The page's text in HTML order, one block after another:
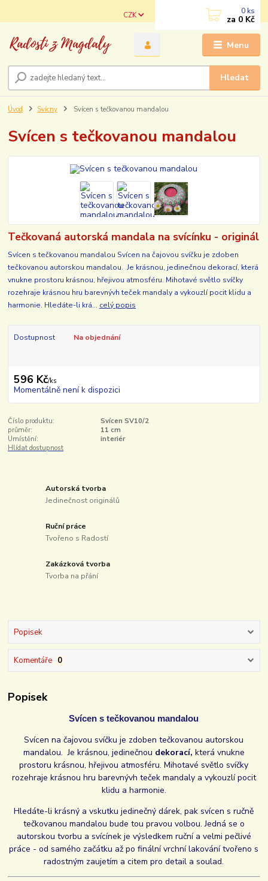
Menu
CZK
Hledat
0 ks
za 0 Kč
Úvod Svícny Svícen s tečkovanou mandalou
Svícen s tečkovanou mandalou
Tečkovaná autorská mandala na svícínku - originál
Svícen s tečkovanou mandalou Svícen na čajovou svíčku je zdoben
tečkovanou autorskou mandalou. Je krásnou, jedinečnou dekorací, která
vnukne prostoru krásnou, hřejivou atmosféru. Mihotavé světlo svíčky
rozehraje krásnou hru barevnývh teček mandaly a vykouzlí pocit klidu a
harmonie. Hledáte-li krá... celý popis
Dostupnost Na objednání
596 Kč/ks
Momentálně není k dispozici
Číslo produktu:
Svícen SV10/2
průměr:
11 cm
Umístění:
interiér
Hlídat dostupnost
Autorská tvorba
Jedinečnost originálů
Ruční práce
Tvořeno s Radostí
Zakázková tvorba
Tvorba na přání
Popisek
Komentáře 0
Popisek
Svícen s tečkovanou mandalou
Svícen na čajovou svíčku je zdoben tečkovanou autorskou
mandalou. Je krásnou, jedinečnou dekorací, která vnukne
prostoru krásnou, hřejivou atmosféru. Mihotavé světlo svíčky
rozehraje krásnou hru barevnývh teček mandaly a vykouzlí pocit
klidu a harmonie.
Hledáte-li krásný a vskutku jedinečný dárek, pak svícen s ručně
tečkovanou mandalou bude tou pravou volbou. Jedná se o
autorskou tvorbu a svícínek je výsledkem ruční a velmi pečlivé
práce - od samého začátku až po finální vrchní lakování tvořeno s
radostným zaujetím a citem pro detail a soulad.